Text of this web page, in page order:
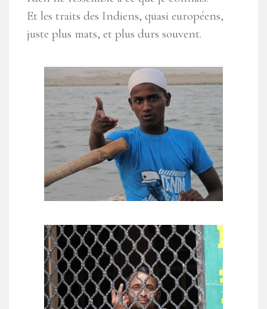
Et les traits des Indiens, quasi européens,
juste plus mats, et plus durs souvent.